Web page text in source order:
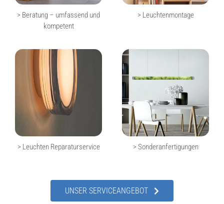
> Beratung – umfassend und
kompetent
> Leuchtenmontage
> Leuchten Reparaturservice > Sonderanfertigungen
UNSER SERVICEANGEBOT